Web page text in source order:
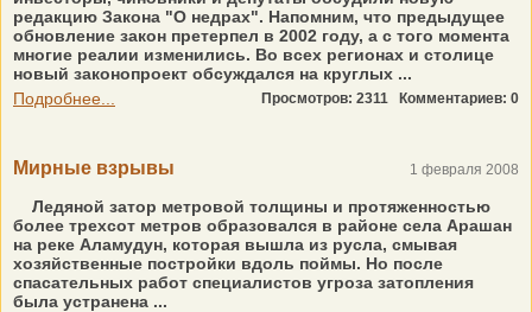
редакцию Закона "О недрах". Напомним, что предыдущее
обновление закон претерпел в 2002 году, а с того момента
многие реалии изменились. Во всех регионах и столице
новый законопроект обсуждался на круглых ...
Подробнее...
Просмотров: 2311 Комментариев: 0
Мирные взрывы 1 февраля 2008
Ледяной затор метровой толщины и протяженностью
более трехсот метров образовался в районе села Арашан
на реке Аламудун, которая вышла из русла, смывая
хозяйственные постройки вдоль поймы. Но после
спасательных работ специалистов угроза затопления
была устранена ...